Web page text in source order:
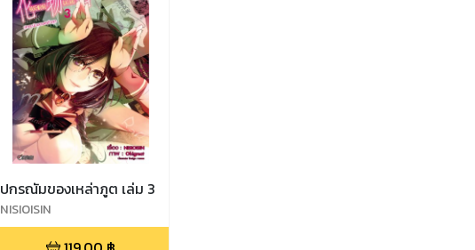
ปกรณัมของเหล่าภูต เล่ม 3
NISIOISIN